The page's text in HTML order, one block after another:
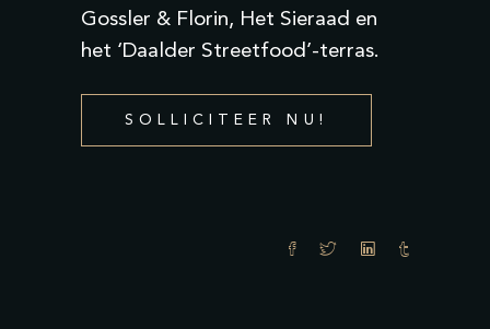
Gossler & Florin, Het Sieraad en
het ‘Daalder Streetfood’-terras.
SOLLICITEER NU!